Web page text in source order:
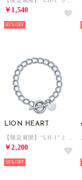
￥1,540
65%
LION HEART
￥2,200
50%